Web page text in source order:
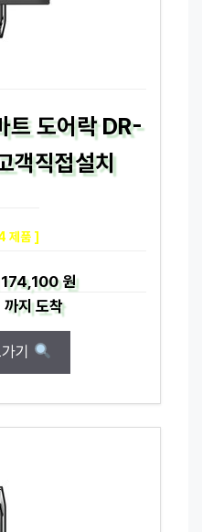
트 도어락 DR-
직접설치
제품 ]
174,100 원
까지도착
기